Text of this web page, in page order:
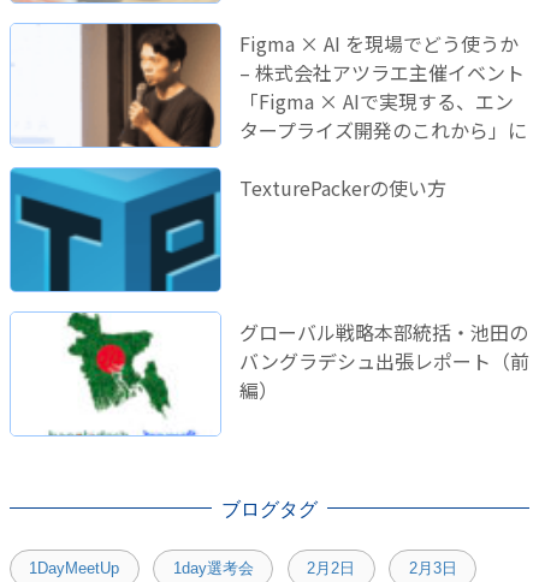
Figma × AI を現場でどう使うか
– 株式会社アツラエ主催イベント
「Figma × AIで実現する、エン
タープライズ開発のこれから」に
TexturePackerの使い方
グローバル戦略本部統括・池田の
バングラデシュ出張レポート（前
編）
ブログタグ
1DayMeetUp 1day選考会 2月2日 2月3日